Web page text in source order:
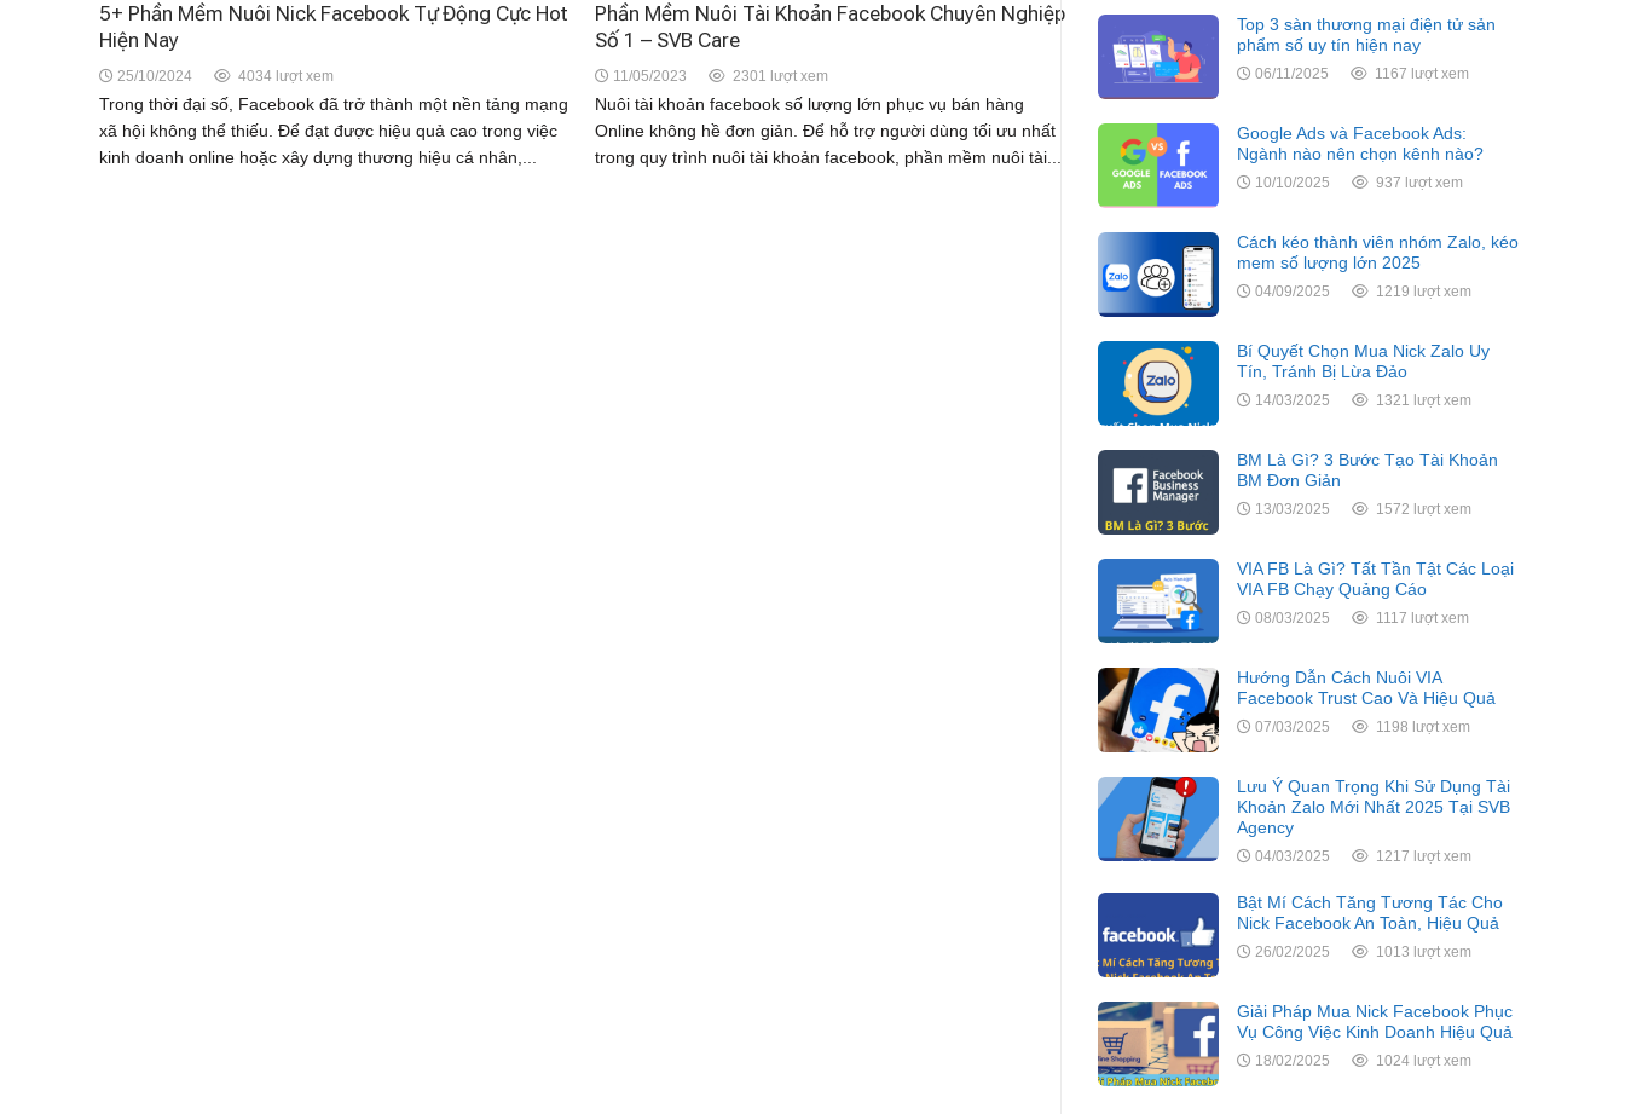
5+ Phần Mềm Nuôi Nick Facebook Tự Động Cực Hot
Hiện Nay
25/10/2024 4034 lượt xem
Trong thời đại số, Facebook đã trở thành một nền tảng mạng
xã hội không thể thiếu. Để đạt được hiệu quả cao trong việc
kinh doanh online hoặc xây dựng thương hiệu cá nhân,...
Phần Mềm Nuôi Tài Khoản Facebook Chuyên Nghiệp
Số 1 – SVB Care
11/05/2023 2301 lượt xem
Nuôi tài khoản facebook số lượng lớn phục vụ bán hàng
Online không hề đơn giản. Để hỗ trợ người dùng tối ưu nhất
trong quy trình nuôi tài khoản facebook, phần mềm nuôi tài...
Top 3 sàn thương mại điện tử sản
phẩm số uy tín hiện nay
06/11/2025 1167 lượt xem
Google Ads và Facebook Ads:
Ngành nào nên chọn kênh nào?
10/10/2025 937 lượt xem
Cách kéo thành viên nhóm Zalo, kéo
mem số lượng lớn 2025
04/09/2025 1219 lượt xem
Bí Quyết Chọn Mua Nick Zalo Uy
Tín, Tránh Bị Lừa Đảo
14/03/2025 1321 lượt xem
BM Là Gì? 3 Bước Tạo Tài Khoản
BM Đơn Giản
13/03/2025 1572 lượt xem
VIA FB Là Gì? Tất Tần Tật Các Loại
VIA FB Chạy Quảng Cáo
08/03/2025 1117 lượt xem
Hướng Dẫn Cách Nuôi VIA
Facebook Trust Cao Và Hiệu Quả
07/03/2025 1198 lượt xem
Lưu Ý Quan Trọng Khi Sử Dụng Tài
Khoản Zalo Mới Nhất 2025 Tại SVB
Agency
04/03/2025 1217 lượt xem
Bật Mí Cách Tăng Tương Tác Cho
Nick Facebook An Toàn, Hiệu Quả
26/02/2025 1013 lượt xem
Giải Pháp Mua Nick Facebook Phục
Vụ Công Việc Kinh Doanh Hiệu Quả
18/02/2025 1024 lượt xem